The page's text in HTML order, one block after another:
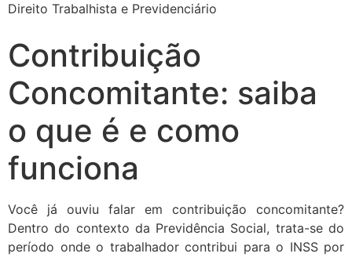
Direito Trabalhista e Previdenciário
Contribuição
Concomitante: saiba
o que é e como
funciona
Você já ouviu falar em contribuição concomitante?
Dentro do contexto da Previdência Social, trata-se do
período onde o trabalhador contribui para o INSS por